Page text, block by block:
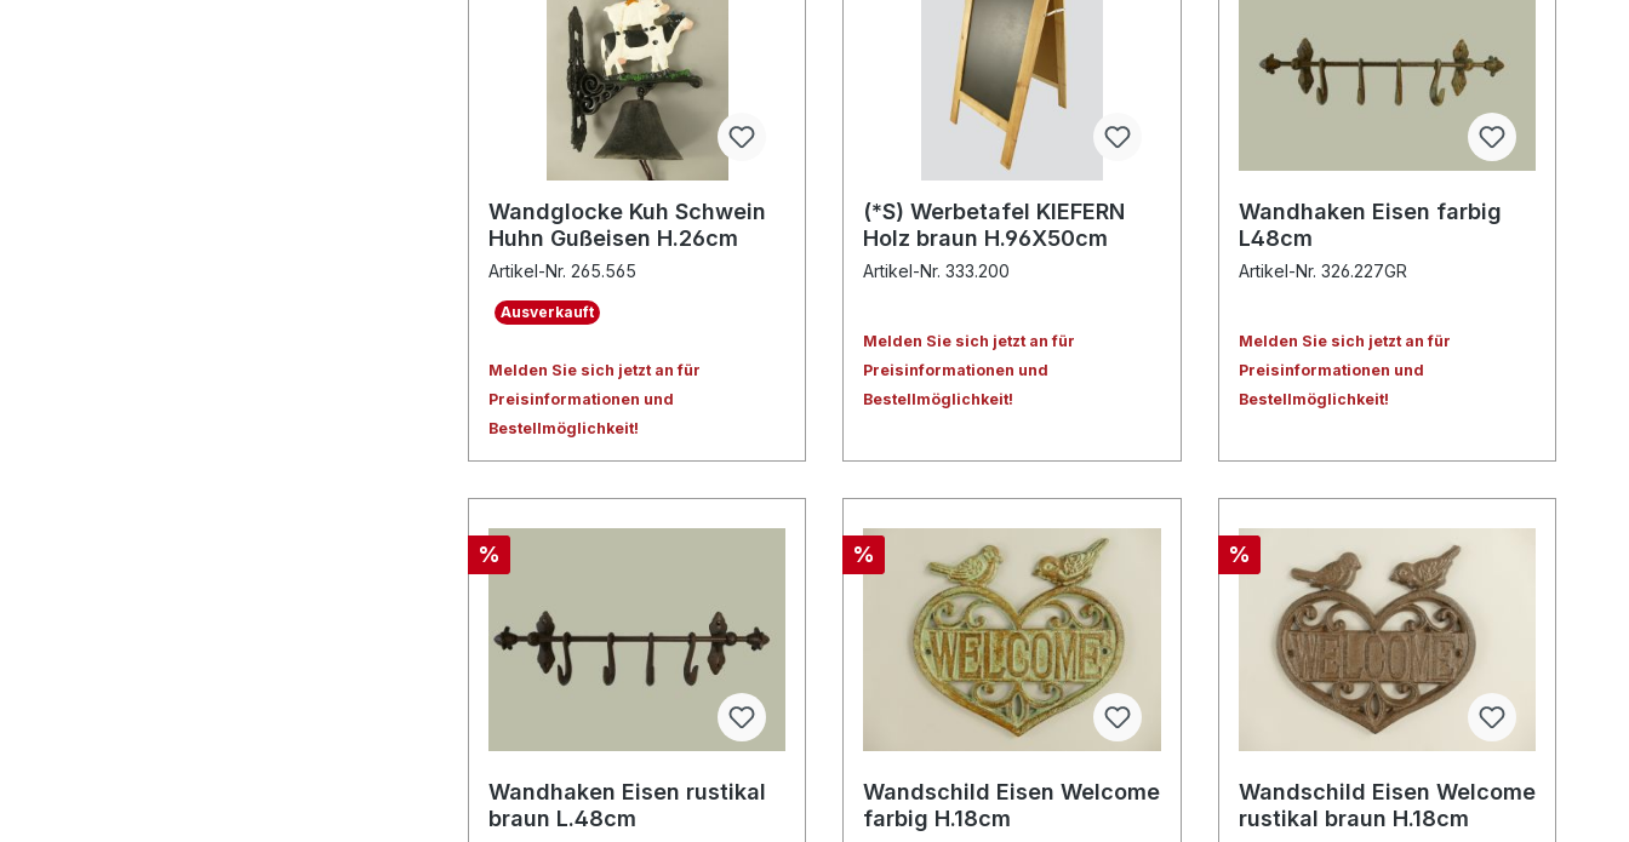
Wandglocke Kuh Schwein
Huhn Gußeisen H.26cm
Artikel-Nr. 265.565
Ausverkauft
Melden Sie sich jetzt an für
Preisinformationen und
Bestellmöglichkeit!
(*S) Werbetafel KIEFERN
Holz braun H.96X50cm
Artikel-Nr. 333.200
Melden Sie sich jetzt an für
Preisinformationen und
Bestellmöglichkeit!
Wandhaken Eisen farbig
L48cm
Artikel-Nr. 326.227GR
Melden Sie sich jetzt an für
Preisinformationen und
Bestellmöglichkeit!
%
Wandhaken Eisen rustikal
braun L.48cm
%
Wandschild Eisen Welcome
farbig H.18cm
%
Wandschild Eisen Welcome
rustikal braun H.18cm